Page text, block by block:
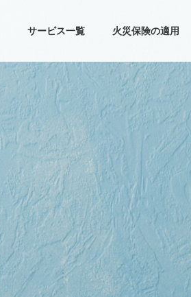
サービス一覧 火災保険の適用